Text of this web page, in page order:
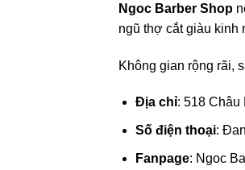
Ngoc Barber Shop
ngũ thợ cắt giàu kinh
Không gian rộng rãi,
Địa chỉ: 518 Châu
Số điện thoại:
Fanpage: Ngoc